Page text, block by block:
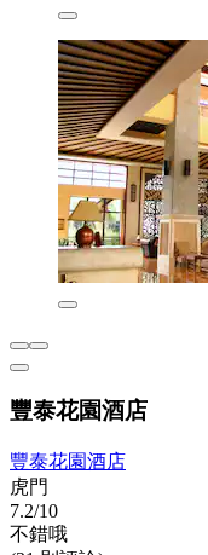
豐泰花園酒店
豐泰花園酒店
虎門
7.2/10
不錯哦